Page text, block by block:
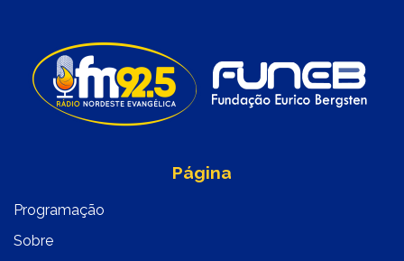
Página
Programação
Sobre